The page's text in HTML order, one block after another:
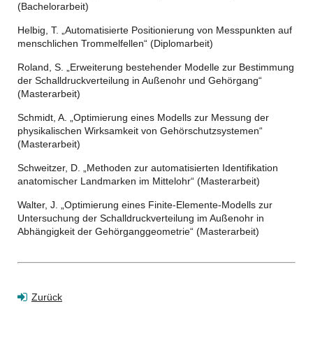
(Bachelorarbeit)
Helbig, T. „Automatisierte Positionierung von Messpunkten auf
menschlichen Trommelfellen“ (Diplomarbeit)
Roland, S. „Erweiterung bestehender Modelle zur Bestimmung
der Schalldruckverteilung in Außenohr und Gehörgang“
(Masterarbeit)
Schmidt, A. „Optimierung eines Modells zur Messung der
physikalischen Wirksamkeit von Gehörschutzsystemen“
(Masterarbeit)
Schweitzer, D. „Methoden zur automatisierten Identifikation
anatomischer Landmarken im Mittelohr“ (Masterarbeit)
Walter, J. „Optimierung eines Finite-Elemente-Modells zur
Untersuchung der Schalldruckverteilung im Außenohr in
Abhängigkeit der Gehörganggeometrie“ (Masterarbeit)
Zurück